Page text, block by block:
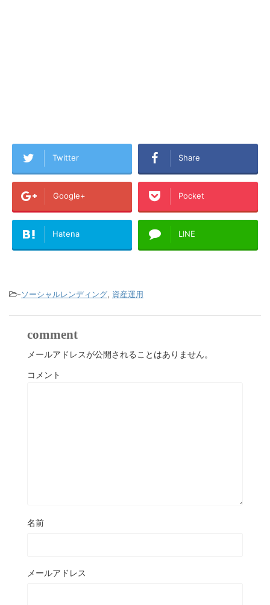
Twitter Share
Google+ Pocket
Hatena LINE
-ソーシャルレンディング, 資産運用
comment
メールアドレスが公開されることはありません。
コメント
名前
メールアドレス